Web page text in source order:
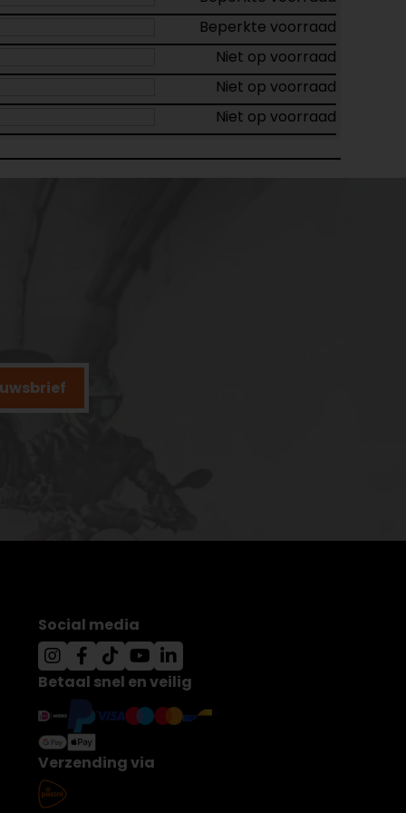
Beperkte voorraad
Niet op voorraad
Niet op voorraad
Niet op voorraad
Social media
Betaal snel en veilig
Verzending via